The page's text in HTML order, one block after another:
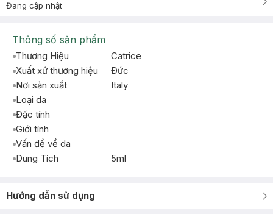
Đang cập nhật
Thông số sản phẩm
Thương Hiệu
Catrice
Xuất xứ thương hiệu
Ðức
Nơi sản xuất
Italy
Loại da
Đặc tính
Giới tính
Vấn đề về da
Dung Tích
5ml
Hướng dẫn sử dụng